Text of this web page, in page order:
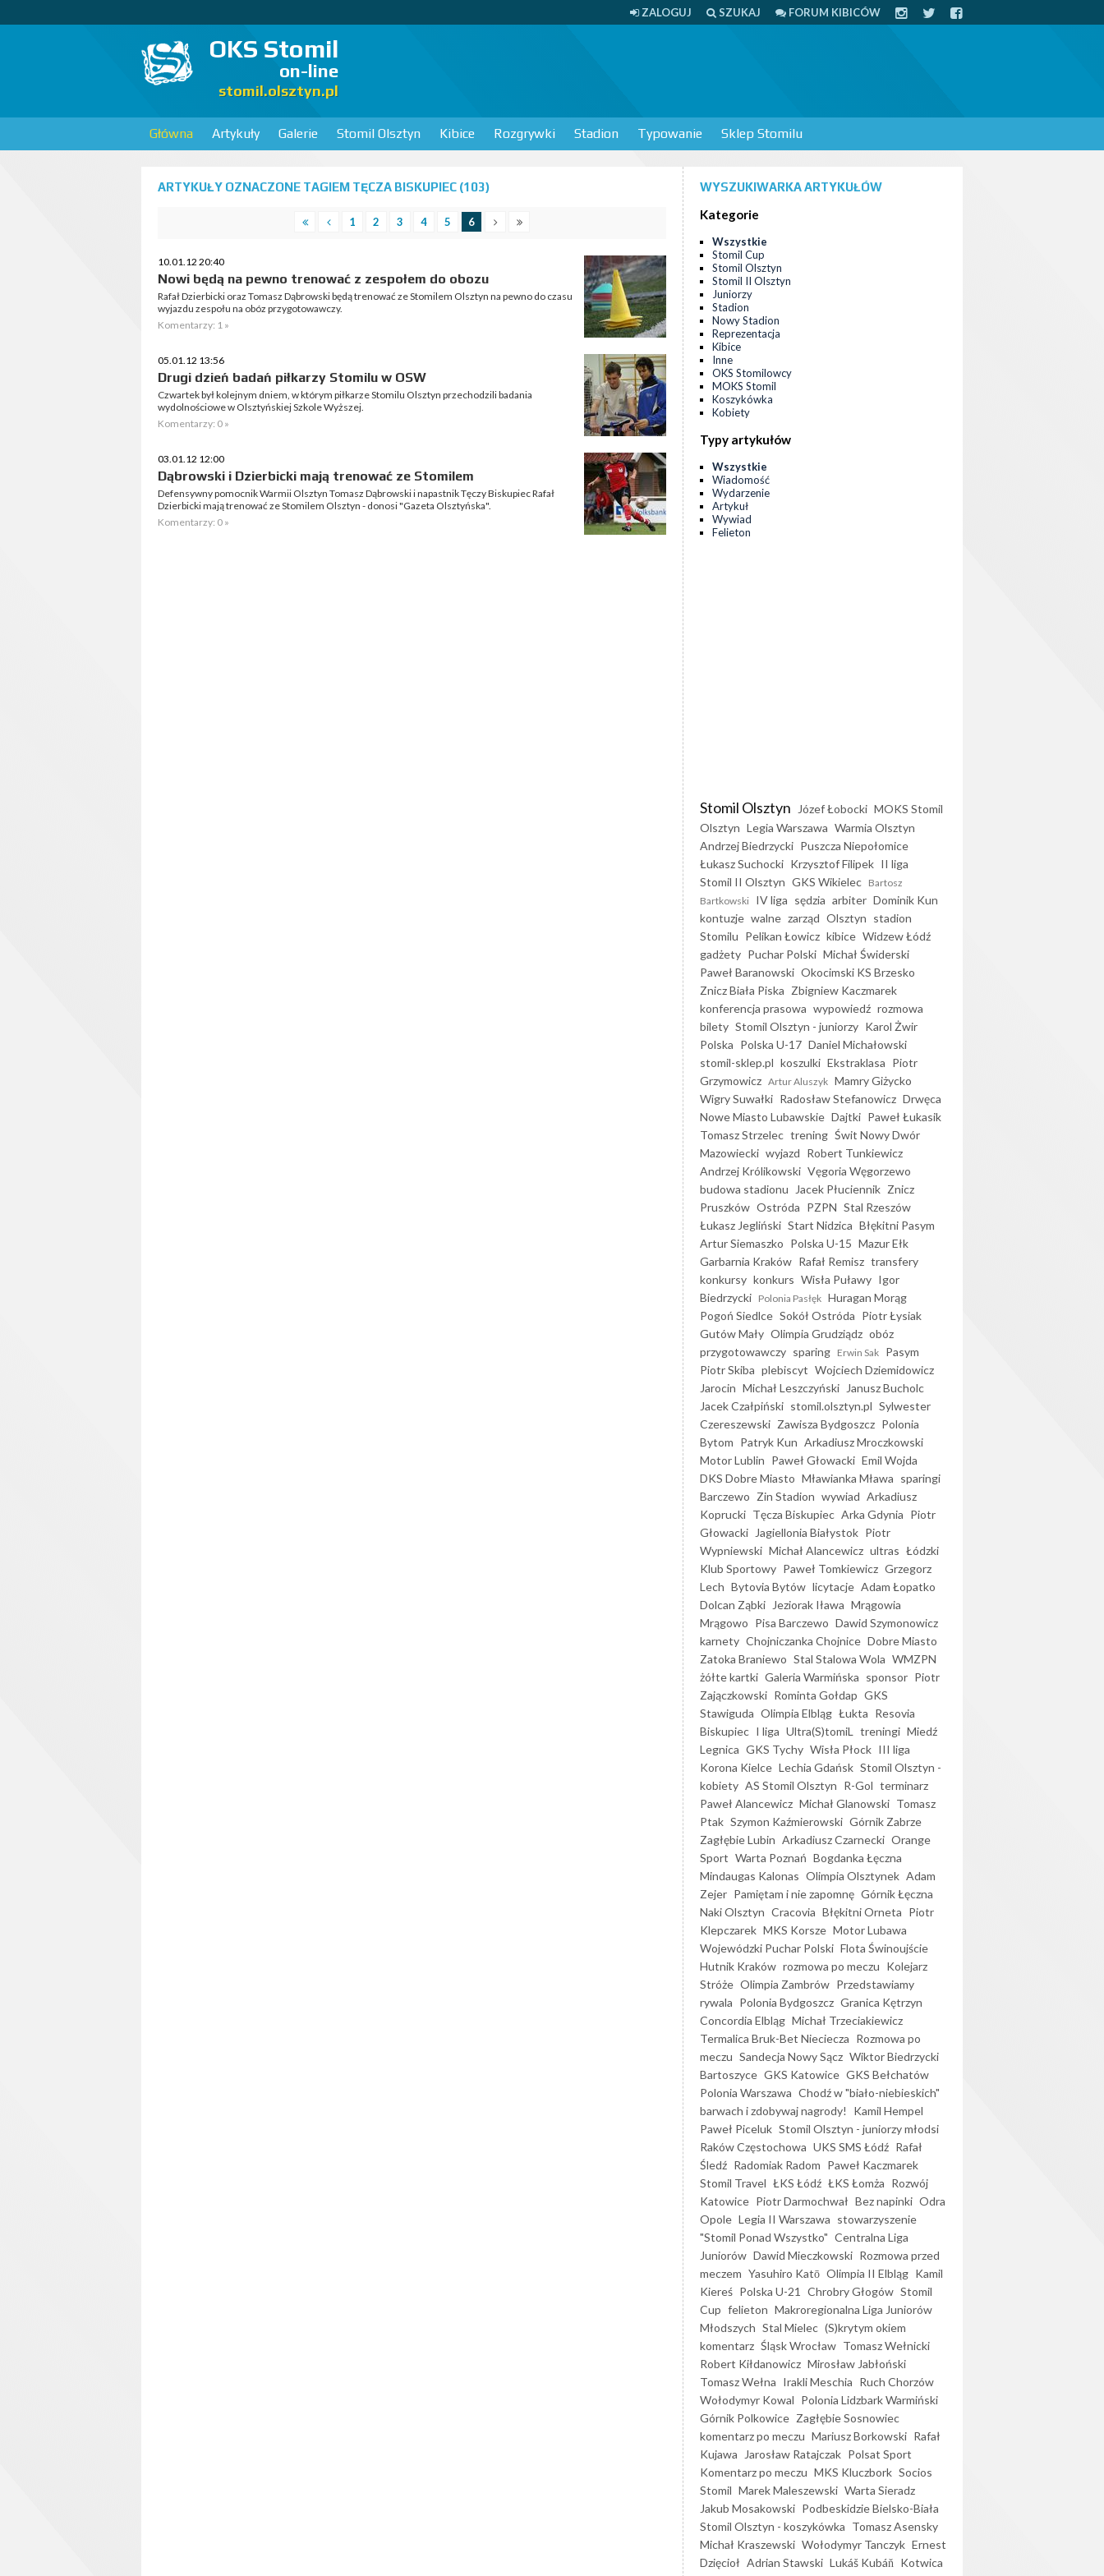
ZALOGUJ SZUKAJ FORUM KIBICÓW
OKS Stomil
on-line
stomil.olsztyn.pl
Główna Artykuły Galerie Stomil Olsztyn Kibice Rozgrywki Stadion Typowanie Sklep Stomilu
ARTYKUŁY OZNACZONE TAGIEM TĘCZA BISKUPIEC (103)
1 2 3 4 5 6
10.01.12 20:40
Nowi będą na pewno trenować z zespołem do obozu
Rafał Dzierbicki oraz Tomasz Dąbrowski będą trenować ze Stomilem Olsztyn na pewno do czasu
wyjazdu zespołu na obóz przygotowawczy.
Komentarzy: 1 »
05.01.12 13:56
Drugi dzień badań piłkarzy Stomilu w OSW
Czwartek był kolejnym dniem, w którym piłkarze Stomilu Olsztyn przechodzili badania
wydolnościowe w Olsztyńskiej Szkole Wyższej.
Komentarzy: 0 »
03.01.12 12:00
Dąbrowski i Dzierbicki mają trenować ze Stomilem
Defensywny pomocnik Warmii Olsztyn Tomasz Dąbrowski i napastnik Tęczy Biskupiec Rafał
Dzierbicki mają trenować ze Stomilem Olsztyn - donosi "Gazeta Olsztyńska".
Komentarzy: 0 »
WYSZUKIWARKA ARTYKUŁÓW
Kategorie
Wszystkie
Stomil Cup
Stomil Olsztyn
Stomil II Olsztyn
Juniorzy
Stadion
Nowy Stadion
Reprezentacja
Kibice
Inne
OKS Stomilowcy
MOKS Stomil
Koszykówka
Kobiety
Typy artykułów
Wszystkie
Wiadomość
Wydarzenie
Artykuł
Wywiad
Felieton
Stomil Olsztyn Józef Łobocki MOKS Stomil
Olsztyn Legia Warszawa Warmia Olsztyn
Andrzej Biedrzycki Puszcza Niepołomice
Łukasz Suchocki Krzysztof Filipek II liga
Stomil II Olsztyn GKS Wikielec Bartosz
Bartkowski IV liga sędzia arbiter Dominik Kun
kontuzje walne zarząd Olsztyn stadion
Stomilu Pelikan Łowicz kibice Widzew Łódź
gadżety Puchar Polski Michał Świderski
Paweł Baranowski Okocimski KS Brzesko
Znicz Biała Piska Zbigniew Kaczmarek
konferencja prasowa wypowiedź rozmowa
bilety Stomil Olsztyn - juniorzy Karol Żwir
Polska Polska U-17 Daniel Michałowski
stomil-sklep.pl koszulki Ekstraklasa Piotr
Grzymowicz Artur Aluszyk Mamry Giżycko
Wigry Suwałki Radosław Stefanowicz Drwęca
Nowe Miasto Lubawskie Dajtki Paweł Łukasik
Tomasz Strzelec trening Świt Nowy Dwór
Mazowiecki wyjazd Robert Tunkiewicz
Andrzej Królikowski Vęgoria Węgorzewo
budowa stadionu
Jacek Płuciennik Znicz
Pruszków Ostróda PZPN Stal Rzeszów
Łukasz Jegliński Start Nidzica Błękitni Pasym
Artur Siemaszko Polska U-15 Mazur Ełk
Garbarnia Kraków Rafał Remisz transfery
konkursy konkurs Wisła Puławy Igor
Biedrzycki Polonia Pasłęk Huragan Morąg
Pogoń Siedlce Sokół Ostróda Piotr Łysiak
Gutów Mały Olimpia Grudziądz obóz
przygotowawczy sparing Erwin Sak Pasym
Piotr Skiba plebiscyt Wojciech Dziemidowicz
Jarocin Michał Leszczyński
Janusz Bucholc
Jacek Czałpiński stomil.olsztyn.pl Sylwester
Czereszewski Zawisza Bydgoszcz Polonia
Bytom Patryk Kun Arkadiusz Mroczkowski
Motor Lublin Paweł Głowacki Emil Wojda
DKS Dobre Miasto Mławianka Mława sparingi
Barczewo Zin Stadion wywiad Arkadiusz
Koprucki Tęcza Biskupiec Arka Gdynia Piotr
Głowacki
Jagiellonia Białystok Piotr
Wypniewski Michał Alancewicz ultras Łódzki
Klub Sportowy Paweł Tomkiewicz Grzegorz
Lech Bytovia Bytów licytacje Adam Łopatko
Dolcan Ząbki
Jeziorak Iława Mrągowia
Mrągowo Pisa Barczewo Dawid Szymonowicz
karnety Chojniczanka Chojnice Dobre Miasto
Zatoka Braniewo Stal Stalowa Wola WMZPN
żółte kartki Galeria Warmińska sponsor Piotr
Zajączkowski Rominta Gołdap GKS
Stawiguda Olimpia Elbląg Łukta Resovia
Biskupiec I liga Ultra(S)tomiL treningi Miedź
Legnica GKS Tychy Wisła Płock III liga
Korona Kielce Lechia Gdańsk Stomil Olsztyn -
kobiety AS Stomil Olsztyn R-Gol terminarz
Paweł Alancewicz Michał Glanowski Tomasz
Ptak Szymon Kaźmierowski Górnik Zabrze
Zagłębie Lubin Arkadiusz Czarnecki Orange
Sport Warta Poznań Bogdanka Łęczna
Mindaugas Kalonas Olimpia Olsztynek Adam
Zejer Pamiętam i nie zapomnę Górnik Łęczna
Naki Olsztyn Cracovia Błękitni Orneta Piotr
Klepczarek MKS Korsze Motor Lubawa
Wojewódzki Puchar Polski Flota Świnoujście
Hutnik Kraków rozmowa po meczu Kolejarz
Stróże Olimpia Zambrów Przedstawiamy
rywala Polonia Bydgoszcz Granica Kętrzyn
Concordia Elbląg Michał Trzeciakiewicz
Termalica Bruk-Bet Nieciecza Rozmowa po
meczu Sandecja Nowy Sącz Wiktor Biedrzycki
Bartoszyce GKS Katowice GKS Bełchatów
Polonia Warszawa Chodź w "biało-niebieskich"
barwach i zdobywaj nagrody!
Kamil Hempel
Paweł Piceluk Stomil Olsztyn - juniorzy młodsi
Raków Częstochowa UKS SMS Łódź Rafał
Śledź Radomiak Radom Paweł Kaczmarek
Stomil Travel ŁKS Łódź ŁKS Łomża Rozwój
Katowice Piotr Darmochwał Bez napinki Odra
Opole Legia II Warszawa stowarzyszenie
"Stomil Ponad Wszystko" Centralna Liga
Juniorów Dawid Mieczkowski Rozmowa przed
meczem Yasuhiro Katō Olimpia II Elbląg Kamil
Kiereś Polska U-21 Chrobry Głogów Stomil
Cup felieton Makroregionalna Liga Juniorów
Młodszych Stal Mielec (S)krytym okiem
komentarz Śląsk Wrocław Tomasz Wełnicki
Robert Kiłdanowicz Mirosław Jabłoński
Tomasz Wełna Irakli Meschia Ruch Chorzów
Wołodymyr Kowal Polonia Lidzbark Warmiński
Górnik Polkowice Zagłębie Sosnowiec
komentarz po meczu Mariusz Borkowski Rafał
Kujawa
Jarosław Ratajczak Polsat Sport
Komentarz po meczu MKS Kluczbork Socios
Stomil Marek Maleszewski Warta Sieradz
Jakub Mosakowski Podbeskidzie Bielsko-Biała
Stomil Olsztyn - koszykówka Tomasz Asensky
Michał Kraszewski Wołodymyr Tanczyk Ernest
Dzięcioł Adrian Stawski Lukáš Kubáň Kotwica